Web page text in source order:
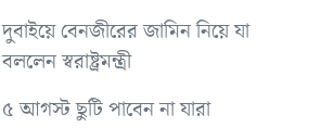
দুবাইয়ে বেনজীরের জামিন নিয়ে যা
বললেন স্বরাষ্ট্রমন্ত্রী
৫ আগস্ট ছুটি পাবেন না যারা